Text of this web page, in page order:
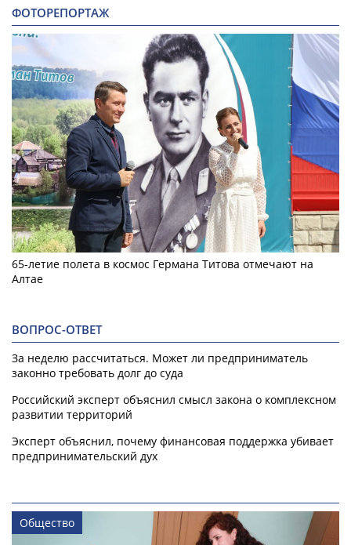
ФОТОРЕПОРТАЖ
65-летие полета в космос Германа Титова отмечают на
Алтае
ВОПРОС-ОТВЕТ
За неделю рассчитаться. Может ли предприниматель
законно требовать долг до суда
Российский эксперт объяснил смысл закона о комплексном
развитии территорий
Эксперт объяснил, почему финансовая поддержка убивает
предпринимательский дух
Общество